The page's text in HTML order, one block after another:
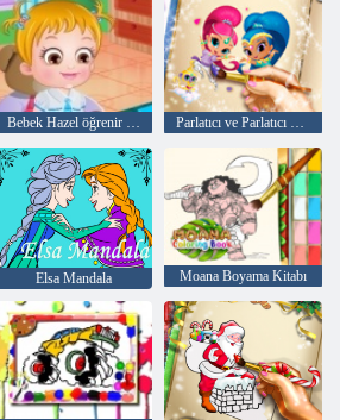
Bebek Hazel öğrenir Vasıta Parlatıcı ve Parlatıcı Boyama Kitabı
Elsa Mandala Moana Boyama Kitabı